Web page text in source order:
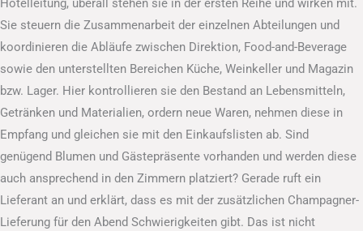
Hotelleitung, überall stehen sie in der ersten Reihe und wirken mit.
Sie steuern die Zusammenarbeit der einzelnen Abteilungen und
koordinieren die Abläufe zwischen Direktion, Food-and-Beverage
sowie den unterstellten Bereichen Küche, Weinkeller und Magazin
bzw. Lager. Hier kontrollieren sie den Bestand an Lebensmitteln,
Getränken und Materialien, ordern neue Waren, nehmen diese in
Empfang und gleichen sie mit den Einkaufslisten ab. Sind
genügend Blumen und Gästepräsente vorhanden und werden diese
auch ansprechend in den Zimmern platziert? Gerade ruft ein
Lieferant an und erklärt, dass es mit der zusätzlichen Champagner-
Lieferung für den Abend Schwierigkeiten gibt. Das ist nicht